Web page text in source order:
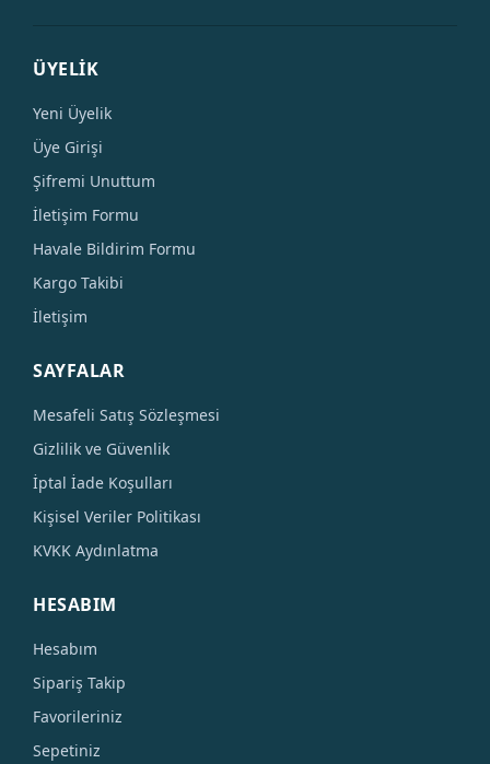
ÜYELİK
Yeni Üyelik
Üye Girişi
Şifremi Unuttum
İletişim Formu
Havale Bildirim Formu
Kargo Takibi
İletişim
SAYFALAR
Mesafeli Satış Sözleşmesi
Gizlilik ve Güvenlik
İptal İade Koşulları
Kişisel Veriler Politikası
KVKK Aydınlatma
HESABIM
Hesabım
Sipariş Takip
Favorileriniz
Sepetiniz